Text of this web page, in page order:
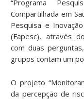
“Programa
Compartilhada em
Pesquisa e
(Fapesc), através
com duas
grupos contam um
O projeto
da percepção de